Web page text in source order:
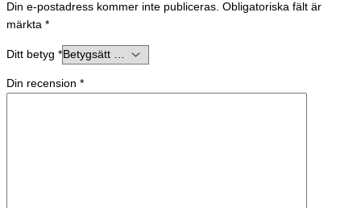
Din e-postadress kommer inte publiceras. Obligatoriska fält är
märkta *
Ditt betyg *
Din recension *